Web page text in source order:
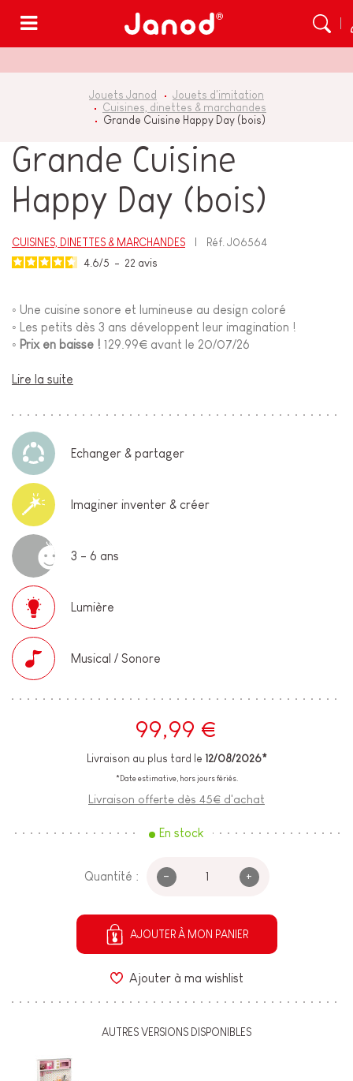
Jouets Janod
Jouets d'imitation
Cuisines, dinettes & marchandes
Grande Cuisine Happy Day (bois)
Grande Cuisine
Happy Day (bois)
CUISINES, DINETTES & MARCHANDES Réf.J06564
4.6/5 - 22 avis
◦ Une cuisine sonore et lumineuse au design coloré
◦ Les petits dès 3 ans développent leur imagination !
◦ Prix en baisse ! 129.99€ avant le 20/07/26
Lire la suite
Echanger & partager
Imaginer inventer & créer
3 - 6 ans
Lumière
Musical / Sonore
99,99 €
Livraison au plus tard le 12/08/2026*
*Date estimative, hors jours fériés.
Livraison offerte dès 45€ d'achat
En stock
Quantité : - +
AJOUTER À MON PANIER
Ajouter à ma wishlist
AUTRES VERSIONS DISPONIBLES